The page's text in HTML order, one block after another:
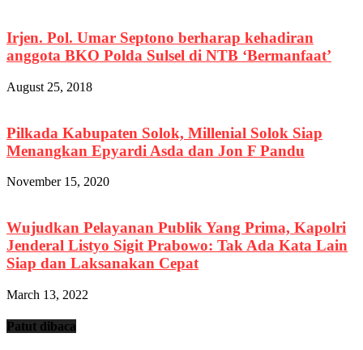
Irjen. Pol. Umar Septono berharap kehadiran
anggota BKO Polda Sulsel di NTB ‘Bermanfaat’
August 25, 2018
Pilkada Kabupaten Solok, Millenial Solok Siap
Menangkan Epyardi Asda dan Jon F Pandu
November 15, 2020
Wujudkan Pelayanan Publik Yang Prima, Kapolri
Jenderal Listyo Sigit Prabowo: Tak Ada Kata Lain
Siap dan Laksanakan Cepat
March 13, 2022
Patut dibaca